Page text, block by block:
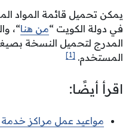
يمكن تحميل قائمة المواد
في دولة الكويت “من هنا“،
المدرج لتحميل النسخة
المستخدم. [1]
اقرأ أيضًا:
مواعيد عمل مراكز خدمة